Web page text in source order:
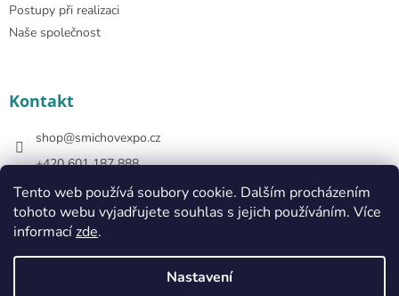
Tento web používá soubory cookie. Dalším procházením
tohoto webu vyjadřujete souhlas s jejich používáním. Více
informacízde.
Nastavení
Postupy při realizaci
Naše společnost
Kontakt
shop@smichovexpo.cz
+420 601 187 888
https://www.facebook.com/smichovexposhop
smichovexposhop
Vytvořil Shoptet